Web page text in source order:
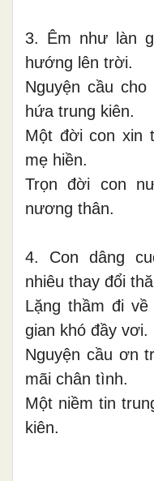
3. Êm như làn
hướng lên trời.
Nguyện cầu
hứa trung kiên.
Một đời con xin
mẹ hiền.
Trọn đời con
nương thân.
4. Con dâng
nhiêu thay đổi
Lặng thầm đi
gian khó đầy vơi.
Nguyện cầu ơn
mãi chân tình.
Một niềm tin
kiên.